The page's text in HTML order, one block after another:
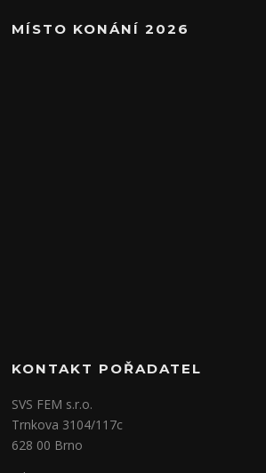
MÍSTO KONÁNÍ 2026
KONTAKT POŘADATEL
SVS FEM s.r.o.
Trnkova 3104/117c
628 00 Brno